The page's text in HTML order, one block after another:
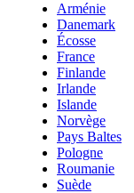
Arménie
Danemark
Écosse
France
Finlande
Irlande
Islande
Norvège
Pays Baltes
Pologne
Roumanie
Suède